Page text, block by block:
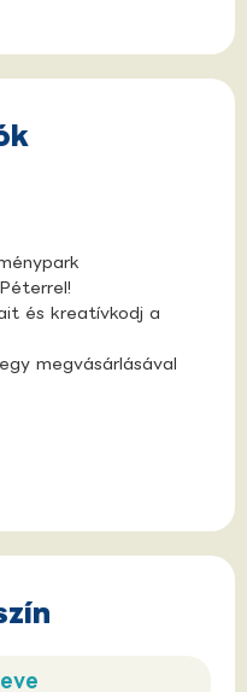
és kreatívkodj a
megvásárlásával